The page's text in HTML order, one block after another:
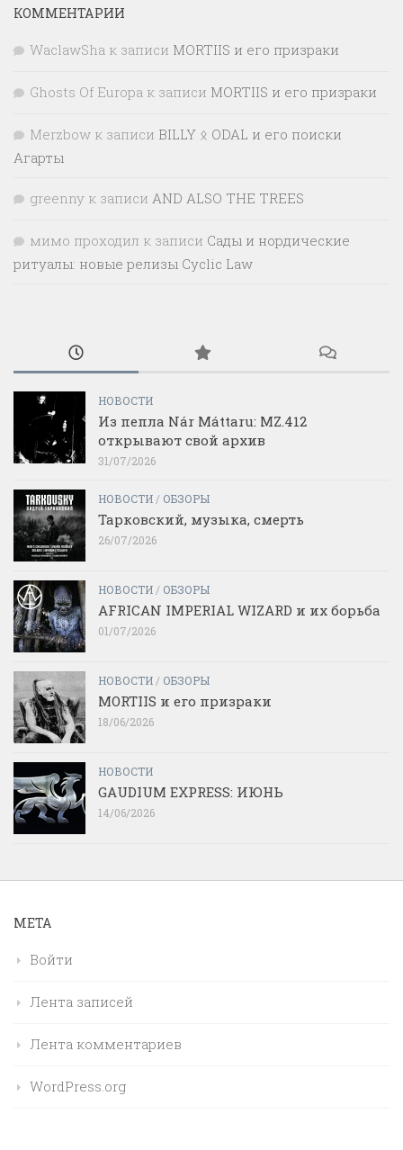
КОММЕНТАРИИ
WaclawSha к записи MORTIIS и его призраки
Ghosts Of Europa к записи MORTIIS и его призраки
Merzbow к записи BILLY ᛟ ODAL и его поиски
Агарты
greenny к записи AND ALSO THE TREES
мимо проходил к записи Сады и нордические
ритуалы: новые релизы Cyclic Law
НОВОСТИ
Из пепла Nár Máttaru: MZ.412
открывают свой архив
31/07/2026
НОВОСТИ / ОБЗОРЫ
Тарковский, музыка, смерть
26/07/2026
НОВОСТИ / ОБЗОРЫ
AFRICAN IMPERIAL WIZARD и их борьба
01/07/2026
НОВОСТИ / ОБЗОРЫ
MORTIIS и его призраки
18/06/2026
НОВОСТИ
GAUDIUM EXPRESS: ИЮНЬ
14/06/2026
МЕТА
Войти
Лента записей
Лента комментариев
WordPress.org